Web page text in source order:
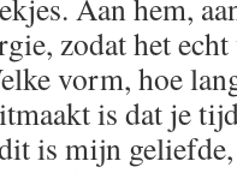
Aan hem,
zodat het
vorm, hoe
is dat je
is mijn